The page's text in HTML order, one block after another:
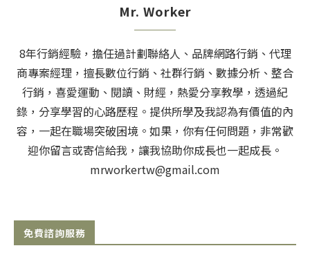
Mr. Worker
8年行銷經驗，擔任過計劃聯絡人、品牌網路行銷、代理
商專案經理，擅長數位行銷、社群行銷、數據分析、整合
行銷，喜愛運動、閱讀、財經，熱愛分享教學，透過紀
錄，分享學習的心路歷程。提供所學及我認為有價值的內
容，一起在職場突破困境。如果，你有任何問題，非常歡
迎你留言或寄信給我，讓我協助你成長也一起成長。
mrworkertw@gmail.com
免費諮詢服務